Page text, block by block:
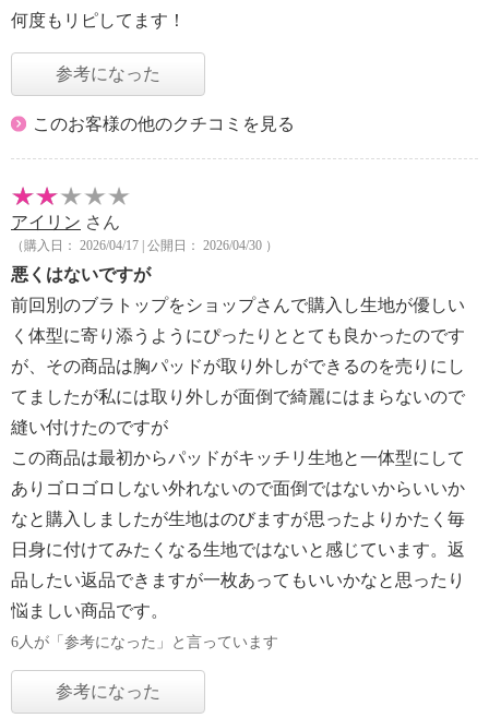
何度もリピしてます！
参考になった
このお客様の他のクチコミを見る
アイリン さん
（購入日： 2026/04/17 | 公開日： 2026/04/30 ）
悪くはないですが
前回別のブラトップをショップさんで購入し生地が優しい
く体型に寄り添うようにぴったりととても良かったのです
が、その商品は胸パッドが取り外しができるのを売りにし
てましたが私には取り外しが面倒で綺麗にはまらないので
縫い付けたのですが
この商品は最初からパッドがキッチリ生地と一体型にして
ありゴロゴロしない外れないので面倒ではないからいいか
なと購入しましたが生地はのびますが思ったよりかたく毎
日身に付けてみたくなる生地ではないと感じています。返
品したい返品できますが一枚あってもいいかなと思ったり
悩ましい商品です。
6人が「参考になった」と言っています
参考になった